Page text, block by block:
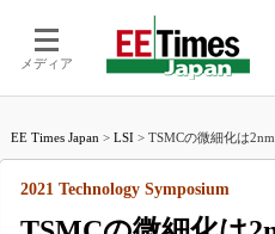
メディア
電池／
EE Times Japan > LSI > TSMCの微細化は
2021 Technology Symposium